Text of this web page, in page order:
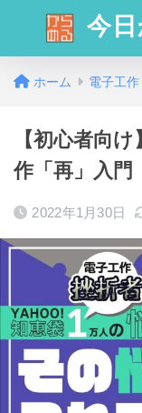
今
ホーム 電子工作
【初心者向
作「再」入門
2022年1月30日